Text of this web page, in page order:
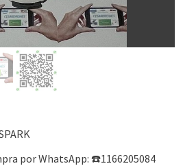
por WhatsApp: ☎️1166205084